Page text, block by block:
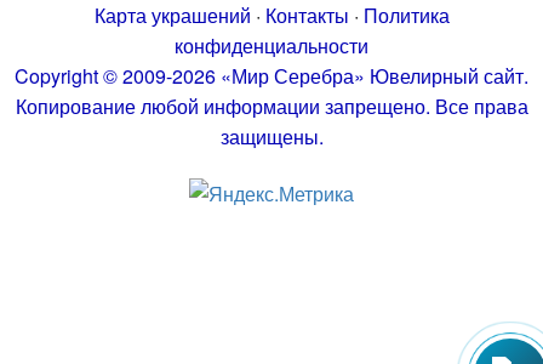
Карта украшений · Контакты · Политика
конфиденциальности
Copyright © 2009-2026 «Мир Серебра» Ювелирный сайт.
Копирование любой информации запрещено. Все права
защищены.